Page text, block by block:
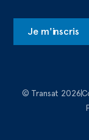
Je m'inscris
© Transat 2026